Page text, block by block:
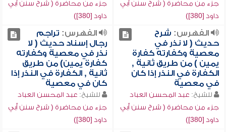
جزء من محاضرة ( شرح سنن أبي
داود [380])
جزء من محاضرة ( شرح سنن أبي
داود [380])
الفهرس: شرح
حديث ( لا نذر في
معصية وكفارته كفارة
يمين ) من طريق ثانية ,
الكفارة في النذر إذا كان
في معصية
للشيخ: عبد المحسن العباد
جزء من محاضرة ( شرح سنن أبي
داود [380])
الفهرس: تراجم
رجال إسناد حديث ( لا
نذر في معصية وكفارته
كفارة يمين) من طريق
ثانية , الكفارة في النذر إذا
كان في معصية
للشيخ: عبد المحسن العباد
جزء من محاضرة ( شرح سنن أبي
داود [380])